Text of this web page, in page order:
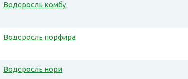
Водоросль комбу
Водоросль порфира
Водоросль нори